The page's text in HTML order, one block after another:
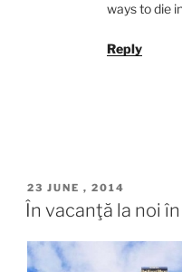
ways to die
Reply
POSTED
ON
23 JUNE , 2014
În vacanţă la noi